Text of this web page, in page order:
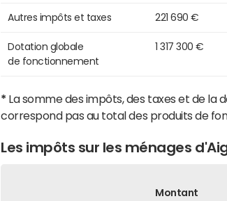
Autres impôts et taxes 221 690 €
Dotation globale
de fonctionnement
1 317 300 €
* La somme des impôts, des taxes et de
correspond pas au total des produits de
Les impôts sur les ménages
Montant